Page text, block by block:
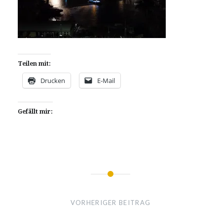
Teilen mit:
Drucken E-Mail
Gefällt mir:
Beitragsnavigation
VORHERIGER BEITRAG